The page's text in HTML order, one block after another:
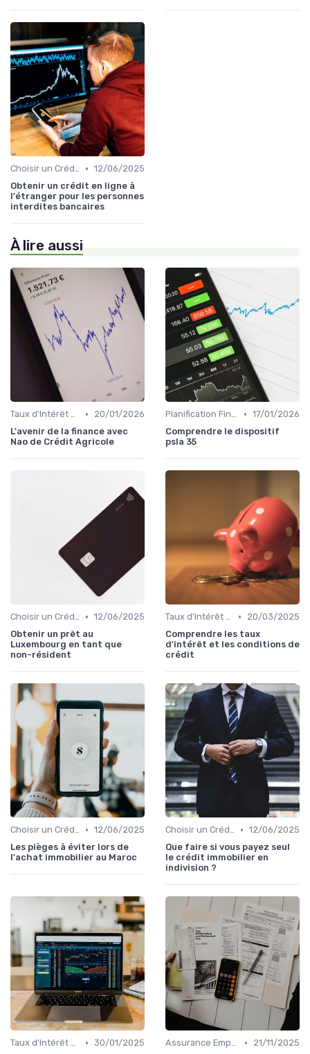
Choisir un Crédit Immobilier • 12/06/2025
Obtenir un crédit en ligne à
l'étranger pour les personnes
interdites bancaires
À lire aussi
Taux d'Intérêt et Conditions de Crédit •
20/01/2026
L'avenir de la finance avec
Nao de Crédit Agricole
Planification Financière Personnelle • 17/01/2026
Comprendre le dispositif
psla 35
Choisir un Crédit Immobilier • 12/06/2025
Obtenir un prêt au
Luxembourg en tant que
non-résident
Taux d'Intérêt et Conditions de Crédit •
20/03/2025
Comprendre les taux
d'intérêt et les conditions de
crédit
Choisir un Crédit Immobilier • 12/06/2025
Les pièges à éviter lors de
l'achat immobilier au Maroc
Choisir un Crédit Immobilier • 12/06/2025
Que faire si vous payez seul
le crédit immobilier en
indivision ?
Taux d'Intérêt et Conditions de Crédit • 30/01/2025
Assurance Emprunteur •
21/11/2025